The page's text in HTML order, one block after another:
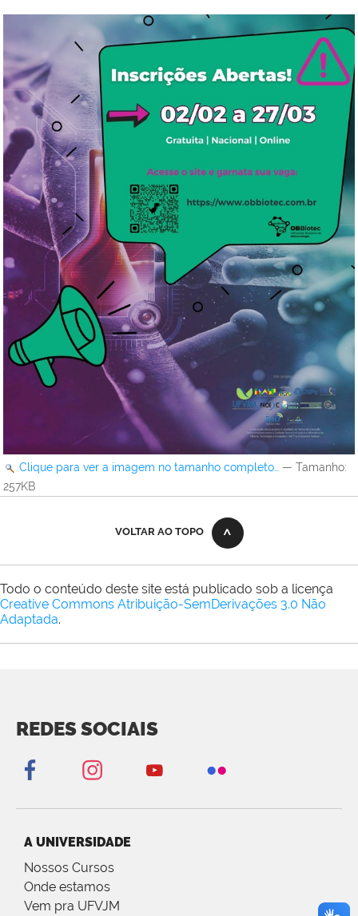
Clique para ver a imagem no tamanho completo… — Tamanho:
257KB
VOLTAR AO TOPO
Todo o conteúdo deste site está publicado sob a licença
Creative Commons Atribuição-SemDerivações 3.0 Não
Adaptada.
REDES SOCIAIS
A UNIVERSIDADE
Nossos Cursos
Onde estamos
Vem pra UFVJM